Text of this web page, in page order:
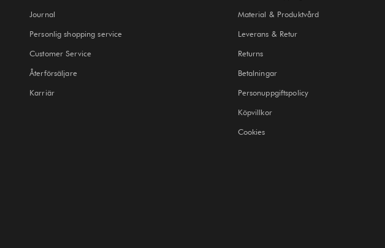
Journal
Personlig shopping service
Customer Service
Återförsäljare
Karriär
Material & Produktvård
Leverans & Retur
Returns
Betalningar
Personuppgiftspolicy
Köpvillkor
Cookies